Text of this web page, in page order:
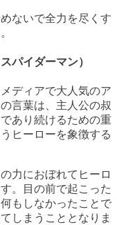
ないで全力を尽くす
スパイダーマン）
ディアで大人気のア
言葉は、主人公の叔
あり続けるための重
ヒーローを象徴する
力におぼれてヒーロ
。目の前で起こった
もしなかったことで
しまうこととなりま